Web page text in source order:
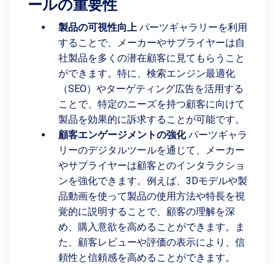
ールの重要性
製品の可視性向上 パーツギャラリーを利用
することで、メーカーやサプライヤーは自
社製品を多くの潜在顧客に見てもらうこと
ができます。特に、検索エンジン最適化
（SEO）やターゲティング広告を活用する
ことで、特定のニーズを持つ顧客に向けて
製品を効果的に訴求することが可能です。
顧客エンゲージメントの強化パーツギャラ
リーのデジタルツールを通じて、メーカー
やサプライヤーは顧客とのインタラクショ
ンを強化できます。例えば、3Dモデルや製
品動画を使って製品の使用方法や特長を視
覚的に説明することで、顧客の理解を深
め、購入意欲を高めることができます。ま
た、顧客レビューや評価の表示により、信
頼性と信頼感を高めることができます。